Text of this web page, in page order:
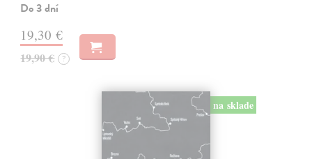
Do 3 dní
19,30 €
19,90 € ?
na sklade